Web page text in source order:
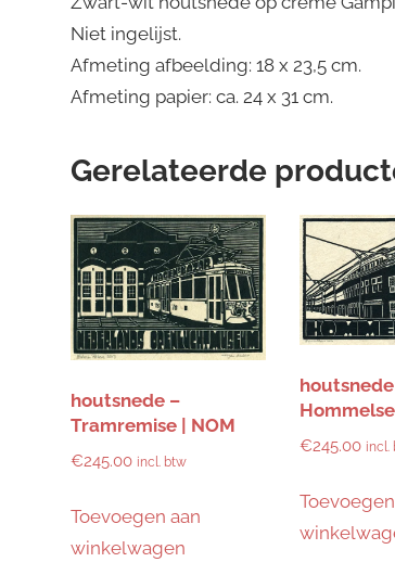
Niet ingelijst.
Afmeting afbeelding: 18 x 23,5 cm.
Afmeting papier: ca. 24 x 31 cm.
Gerelateerde
houtsnede –
Tramremise | NOM
€245.00 incl. btw
Toevoegen aan
winkelwagen
€245.00 incl.